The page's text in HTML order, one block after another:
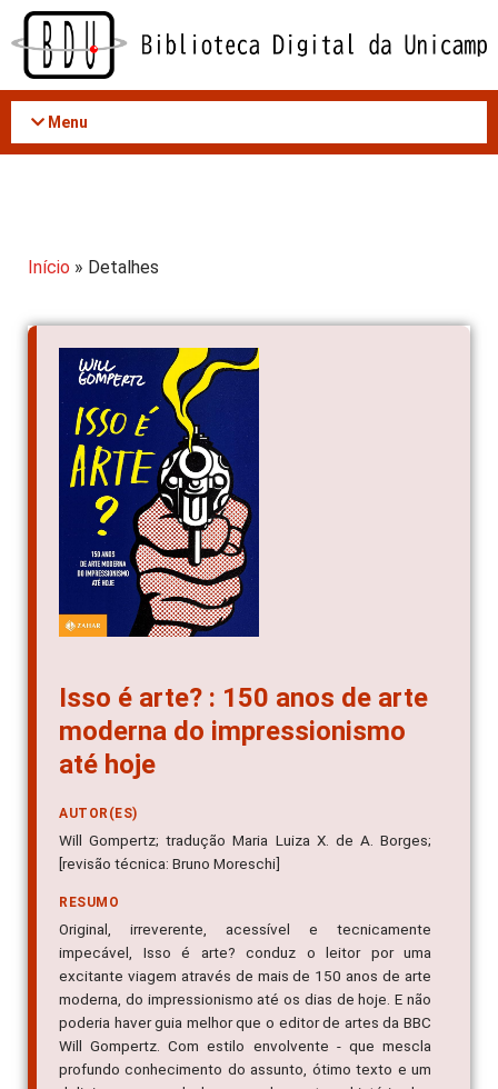
Acessar
conteúdo
Menu
Início » Detalhes
Isso é arte? : 150 anos de arte
moderna do impressionismo
até hoje
AUTOR(ES)
Will Gompertz; tradução Maria Luiza X. de A. Borges;
[revisão técnica: Bruno Moreschi]
RESUMO
Original, irreverente, acessível e tecnicamente
impecável, Isso é arte? conduz o leitor por uma
excitante viagem através de mais de 150 anos de arte
moderna, do impressionismo até os dias de hoje. E não
poderia haver guia melhor que o editor de artes da BBC
Will Gompertz. Com estilo envolvente - que mescla
profundo conhecimento do assunto, ótimo texto e um